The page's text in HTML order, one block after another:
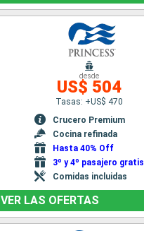
desde
US$ 504
Tasas: +US$ 470
Crucero Premium
Cocina refinada
Hasta 40% Off
3º y 4º pasajero gratis
Comidas incluidas
VER LAS OFERTAS